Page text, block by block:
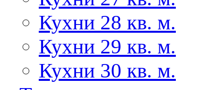
Кухни 28 кв. м.
Кухни 29 кв. м.
Кухни 30 кв. м.